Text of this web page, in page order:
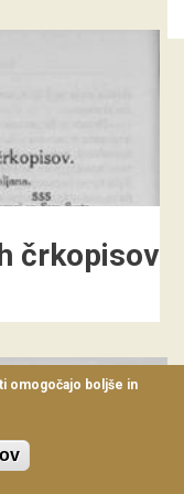
črkopisov
omogočajo boljše in